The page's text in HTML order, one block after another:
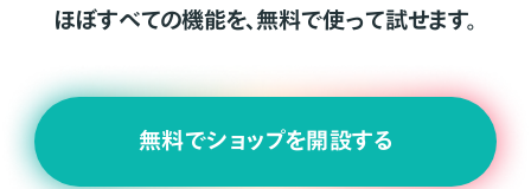
ほぼすべての機能を、無料で使って試せます。
無料でショップを開設する